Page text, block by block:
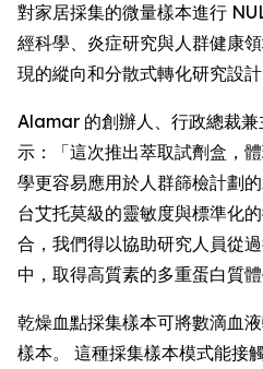
對家居採集的微量樣本進行
經科學、炎症研究與人群健康
現的縱向和分散式轉化研究設計
Alamar 的創辦人、行政總裁
示：「這次推出萃取試劑盒，
學更容易應用於人群篩檢計劃
台艾托莫級的靈敏度與標準化
合，我們得以協助研究人員從
中，取得高質素的多重蛋白質體
乾燥血點採集樣本可將數滴血
樣本。 這種採集樣本模式能接